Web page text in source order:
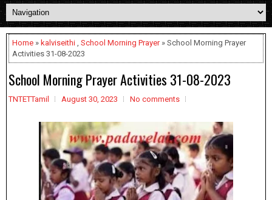
Home » kalviseithi , School Morning Prayer» School Morning Prayer
Activities 31-08-2023
School Morning Prayer Activities 31-08-2023
TNTETTamil August 30, 2023 No comments